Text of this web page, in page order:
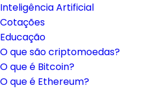
Inteligência Artificial
Cotações
Educação
O que são criptomoedas?
O que é Bitcoin?
O que é Ethereum?